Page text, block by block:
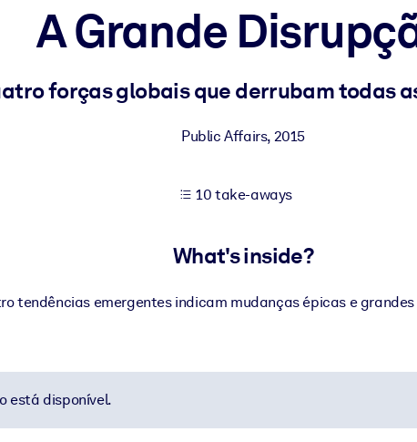
outputs.
A Grande
forças globais que derrubam todas
Public Affairs, 2015
10 take-aways
What's inside?
tendências emergentes indicam mudanças épicas e
está disponível.